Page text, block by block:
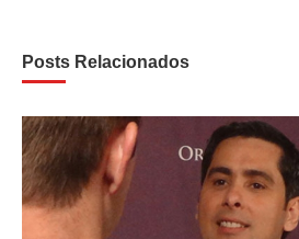
Posts Relacionados